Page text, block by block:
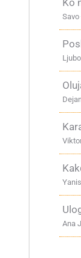
Ko
Ana